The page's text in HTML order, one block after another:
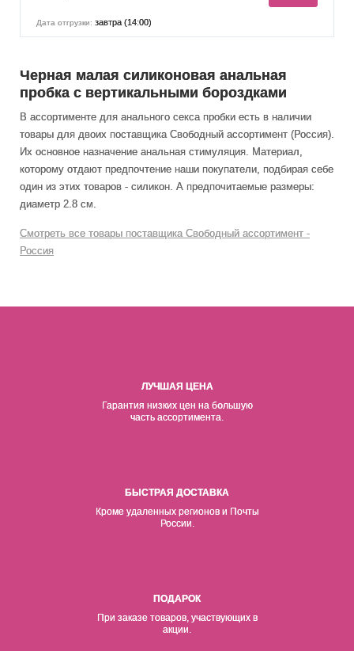
Дата отгрузки: завтра (14:00)
Черная малая силиконовая анальная
пробка с вертикальными бороздками
В ассортименте для анального секса пробки есть в наличии
товары для двоих поставщика Свободный ассортимент (Россия).
Их основное назначение анальная стимуляция. Материал,
которому отдают предпочтение наши покупатели, подбирая себе
один из этих товаров - силикон. А предпочитаемые размеры:
диаметр 2.8 см.
Смотреть все товары поставщика Свободный ассортимент -
Россия
ЛУЧШАЯ ЦЕНА
Гарантия низких цен на большую
часть ассортимента.
БЫСТРАЯ ДОСТАВКА
Кроме удаленных регионов и Почты
России.
ПОДАРОК
При заказе товаров, участвующих в
акции.